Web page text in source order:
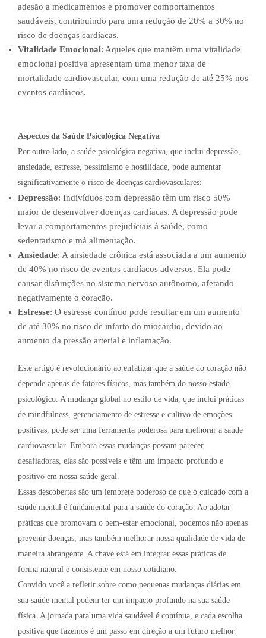
adesão a medicamentos e promover comportamentos
saudáveis, contribuindo para uma redução de 20% a 30% no
risco de doenças cardíacas.
Vitalidade Emocional: Aqueles que mantêm uma vitalidade
emocional positiva apresentam uma menor taxa de
mortalidade cardiovascular, com uma redução de até 25% nos
eventos cardíacos.
Aspectos da Saúde Psicológica Negativa
Por outro lado, a saúde psicológica negativa, que inclui depressão,
ansiedade, estresse, pessimismo e hostilidade, pode aumentar
significativamente o risco de doenças cardiovasculares:
Depressão: Indivíduos com depressão têm um risco 50%
maior de desenvolver doenças cardíacas. A depressão pode
levar a comportamentos prejudiciais à saúde, como
sedentarismo e má alimentação.
Ansiedade: A ansiedade crônica está associada a um aumento
de 40% no risco de eventos cardíacos adversos. Ela pode
causar disfunções no sistema nervoso autônomo, afetando
negativamente o coração.
Estresse: O estresse contínuo pode resultar em um aumento
de até 30% no risco de infarto do miocárdio, devido ao
aumento da pressão arterial e inflamação.
Este artigo é revolucionário ao enfatizar que a saúde do coração não
depende apenas de fatores físicos, mas também do nosso estado
psicológico. A mudança global no estilo de vida, que inclui práticas
de mindfulness, gerenciamento de estresse e cultivo de emoções
positivas, pode ser uma ferramenta poderosa para melhorar a saúde
cardiovascular. Embora essas mudanças possam parecer
desafiadoras, elas são possíveis e têm um impacto profundo e
positivo em nossa saúde geral.
Essas descobertas são um lembrete poderoso de que o cuidado com a
saúde mental é fundamental para a saúde do coração. Ao adotar
práticas que promovam o bem-estar emocional, podemos não apenas
prevenir doenças, mas também melhorar nossa qualidade de vida de
maneira abrangente. A chave está em integrar essas práticas de
forma natural e consistente em nosso cotidiano.
Convido você a refletir sobre como pequenas mudanças diárias em
sua saúde mental podem ter um impacto profundo na sua saúde
física. A jornada para uma vida saudável é contínua, e cada escolha
positiva que fazemos é um passo em direção a um futuro melhor.